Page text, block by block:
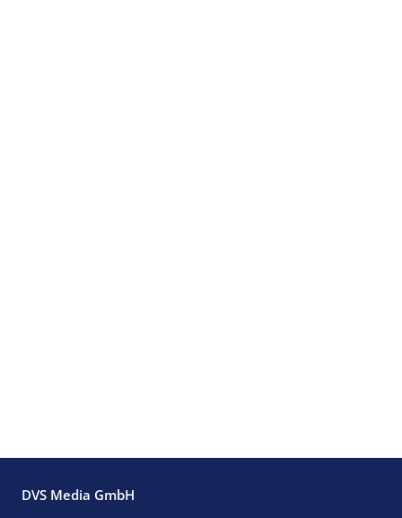
DVS Media GmbH